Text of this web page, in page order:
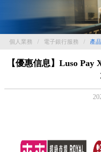
個人業務 / 電子銀行服務 / 產
【優惠信息】Luso